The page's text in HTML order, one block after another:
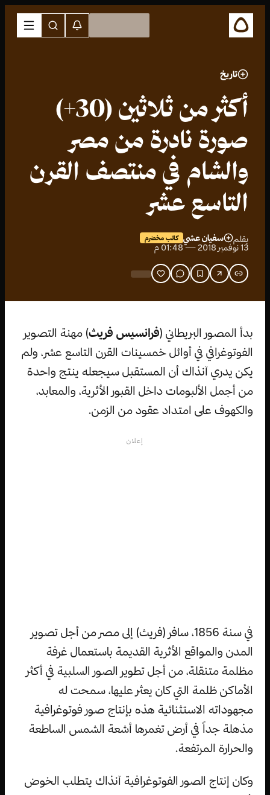
تاريخ
أكثر من ثلاثين (30+)
صورة نادرة من مصر
والشام في منتصف القرن
التاسع عشر
بقلم سفيان عشي كاتب مخضرم
13 نوفمبر 2018 — 01:48 م
بدأ المصور البريطاني (فرانسيس فريث) مهنة التصوير
الفوتوغرافي في أوائل خمسينات القرن التاسع عشر، ولم
يكن يدري آنذاك أن المستقبل سيجعله ينتج واحدة
من أجمل الألبومات داخل القبور الأثرية، والمعابد،
والكهوف على امتداد عقود من الزمن.
إعلان
في سنة 1856، سافر (فريث) إلى مصر من أجل تصوير
المدن والمواقع الأثرية القديمة باستعمال غرفة
مظلمة متنقلة، من أجل تطوير الصور السلبية في أكثر
الأماكن ظلمة التي كان يعثر عليها، سمحت له
مجهوداته الاستثنائية هذه بإنتاج صور فوتوغرافية
مذهلة جداً في أرض تغمرها أشعة الشمس الساطعة
والحرارة المرتفعة.
وكان إنتاج الصور الفوتوغرافية آنذاك يتطلب الخوض